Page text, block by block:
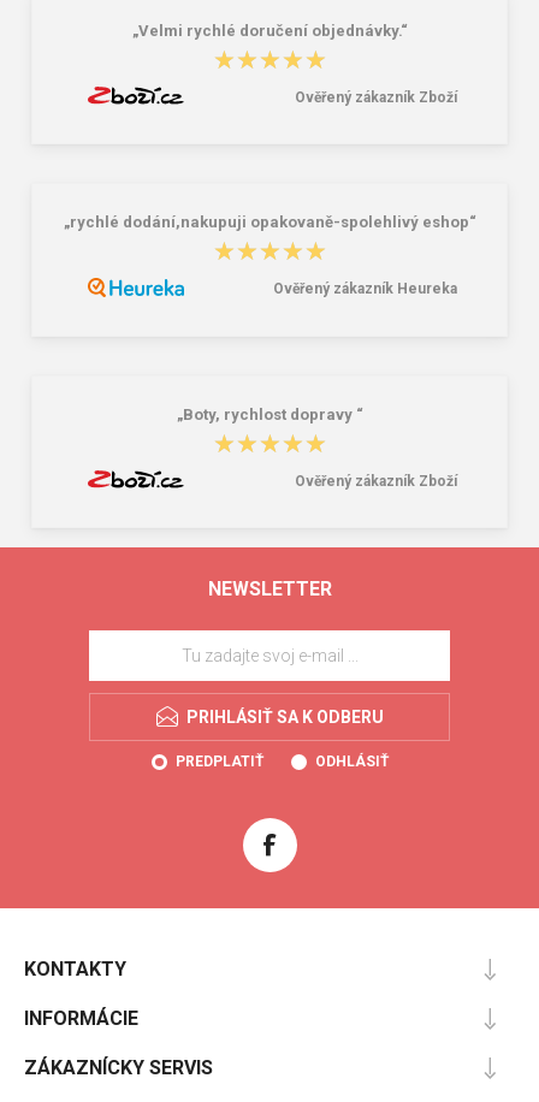
„Velmi rychlé doručení objednávky.“
★★★★★
★★★★★
Ověřený zákazník Zboží
„rychlé dodání,nakupuji opakovaně-spolehlivý eshop“
★★★★★
★★★★★
Ověřený zákazník Heureka
„Boty, rychlost dopravy “
★★★★★
★★★★★
Ověřený zákazník Zboží
NEWSLETTER
PRIHLÁSIŤ SA K ODBERU
PREDPLATIŤ ODHLÁSIŤ
KONTAKTY
INFORMÁCIE
ZÁKAZNÍCKY SERVIS